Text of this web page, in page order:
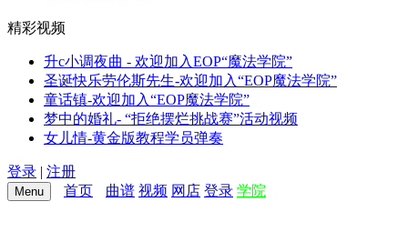
精彩视频
升c小调夜曲 - 欢迎加入EOP“魔法学院”
圣诞快乐劳伦斯先生-欢迎加入“EOP魔法学院”
童话镇-欢迎加入“EOP魔法学院”
梦中的婚礼- “拒绝摆烂挑战赛”活动视频
女儿情-黄金版教程学员弹奏
登录 | 注册
Menu 首页 曲谱 视频 网店 登录 学院